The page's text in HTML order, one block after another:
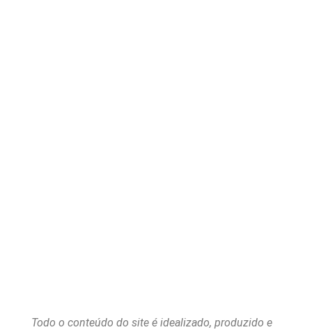
Todo o conteúdo do site é idealizado, produzido e